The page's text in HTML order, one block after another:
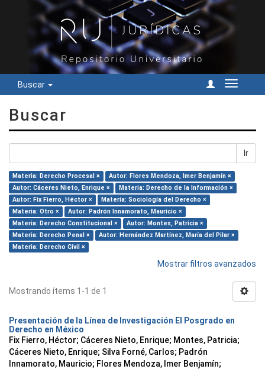
Buscar
Cambiar
Buscar
Ir
Materia: Derecho Procesal ×
Autor: Flores Mendoza, Imer Benjamín ×
Autor: Cáceres Nieto, Enrique ×
Materia: Derecho de la Información ×
Autor: Fix Fierro, Héctor ×
Materia: Sociología del Derecho ×
Materia: Otro ×
Autor: Padrón Innamorato, Mauricio ×
Materia: Derecho Constitucional ×
Autor: Montes, Patricia ×
Materia: Derecho Penal ×
Autor: Hernández Martínez, María del Pilar ×
Materia: Derecho Civil ×
Mostrar filtros avanzados
Mostrando ítems 1-1 de 1
Presentación de la Línea de Investigación El Posgrado en
Derecho en México
Fix Fierro, Héctor; Cáceres Nieto, Enrique; Montes, Patricia;
Cáceres Nieto, Enrique; Silva Forné, Carlos; Padrón
Innamorato, Mauricio; Flores Mendoza, Imer Benjamín;